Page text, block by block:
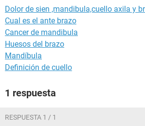
Dolor de sien ,mandibula,cuello axila y
Cual es el ante brazo
Cancer de mandibula
Huesos del brazo
Mandíbula
Definición de cuello
1 respuesta
RESPUESTA 1 / 1